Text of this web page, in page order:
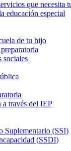
que necesita
educación especial
de tu hijo
sociales
a través del IEP
Suplementario (SSI)
(SSDI)